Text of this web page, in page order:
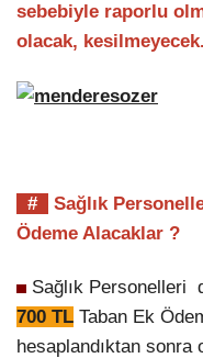
sebebiyle raporlu
olacak,
#
Sağlık
Ödeme Alacaklar ?
Sağlık Personelleri
700 TL Taban Ek
hesaplandıktan